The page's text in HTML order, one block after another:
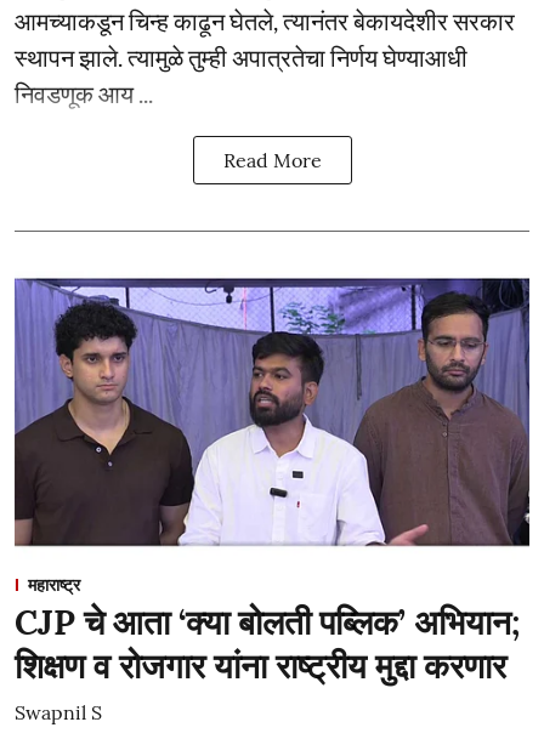
आमच्याकडून चिन्ह काढून घेतले, त्यानंतर बेकायदेशीर सरकार
स्थापन झाले. त्यामुळे तुम्ही अपात्रतेचा निर्णय घेण्याआधी
निवडणूक आय ...
Read More
महाराष्ट्र
CJP चे आता ‘क्या बोलती पब्लिक’ अभियान;
शिक्षण व रोजगार यांना राष्ट्रीय मुद्दा करणार
Swapnil S